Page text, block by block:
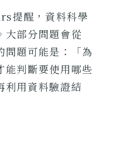
提醒，資料科學
大部分問題會從
問題可能是：「為
能判斷要使用哪些
利用資料驗證結